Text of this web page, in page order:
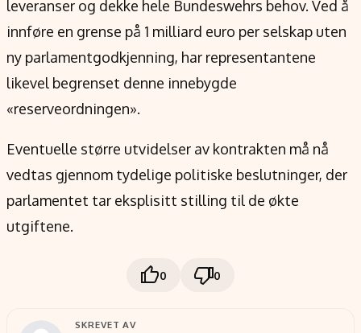
leveranser og dekke hele Bundeswehrs behov. Ved å
innføre en grense på 1 milliard euro per selskap uten
ny parlamentgodkjenning, har representantene
likevel begrenset denne innebygde
«reserveordningen».
Eventuelle større utvidelser av kontrakten må nå
vedtas gjennom tydelige politiske beslutninger, der
parlamentet tar eksplisitt stilling til de økte
utgiftene.
0 0
SKREVET AV